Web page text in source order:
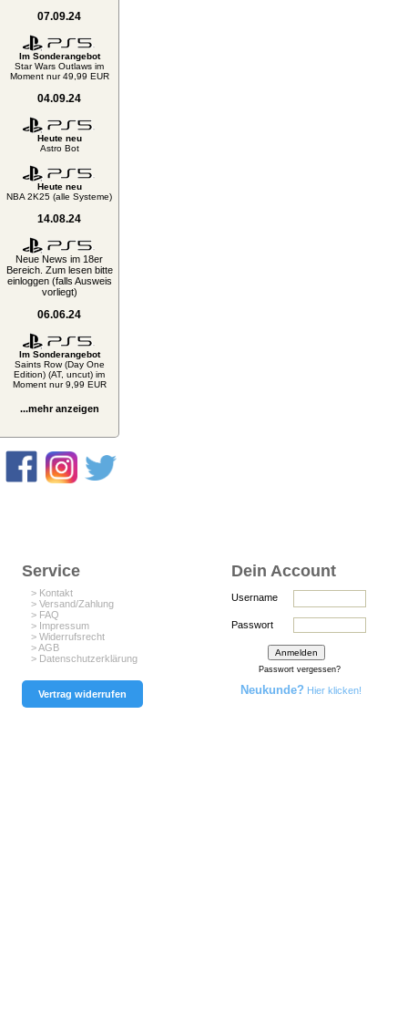
07.09.24
Im Sonderangebot
Star Wars Outlaws im
Moment nur 49,99 EUR
04.09.24
Heute neu
Astro Bot
Heute neu
NBA 2K25 (alle Systeme)
14.08.24
Neue News im 18er
Bereich. Zum lesen bitte
einloggen (falls Ausweis
vorliegt)
06.06.24
Im Sonderangebot
Saints Row (Day One
Edition) (AT, uncut) im
Moment nur 9,99 EUR
...mehr anzeigen
Service
> Kontakt
> Versand/Zahlung
> FAQ
> Impressum
> Widerrufsrecht
> AGB
> Datenschutzerklärung
Vertrag widerrufen
Dein Account
Username
Passwort
Passwort vergessen?
Neukunde? Hier klicken!